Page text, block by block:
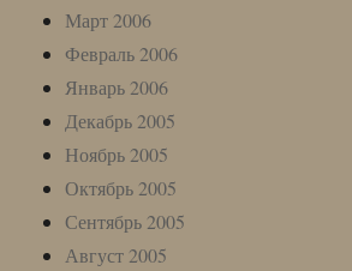
Март 2006
Февраль 2006
Январь 2006
Декабрь 2005
Ноябрь 2005
Октябрь 2005
Сентябрь 2005
Август 2005